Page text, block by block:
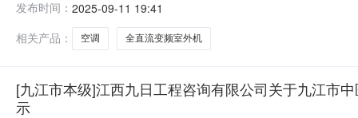
2二、项目名称：庐山市消防救援大队业务用房原址重建
发布时间： 2025-09-11 19:41
相关产品：
空调 全直流变频室外机
[九江市本级]江西九日工程咨询有限公司关于九江市
示